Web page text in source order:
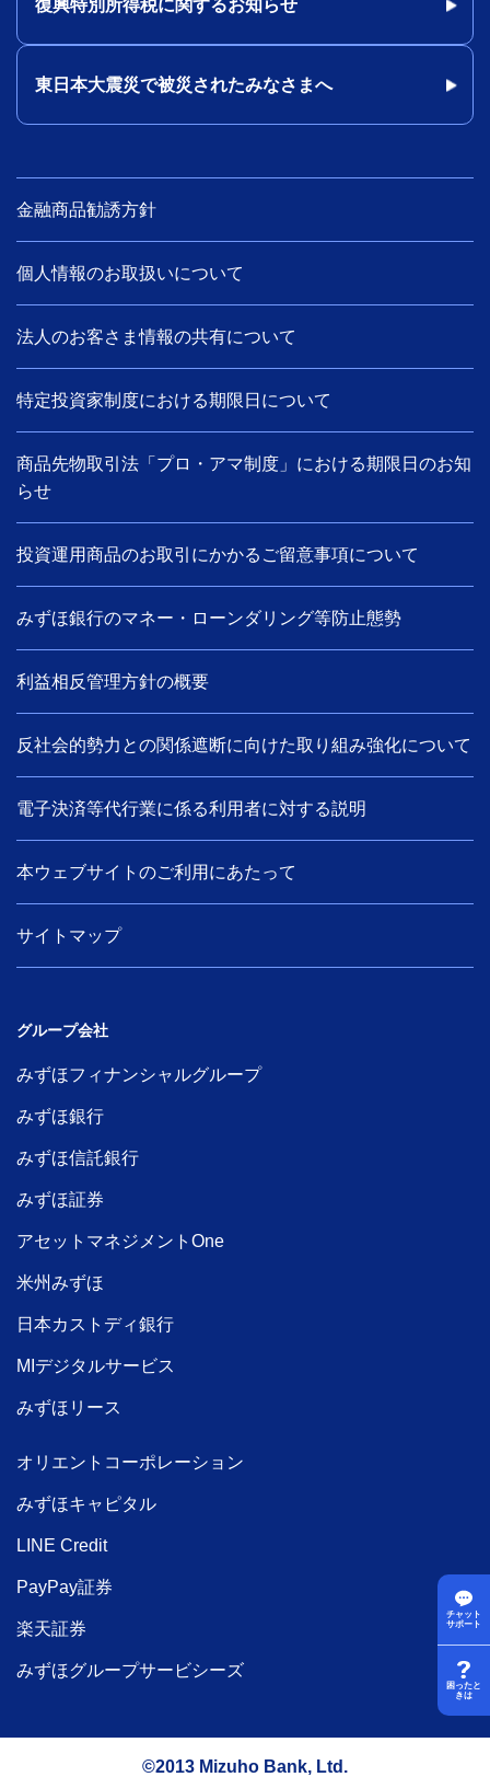
チャット
サポート
困ったと
きは
復興特別所得税に関するお知らせ
東日本大震災で被災されたみなさまへ
金融商品勧誘方針
個人情報のお取扱いについて
法人のお客さま情報の共有について
特定投資家制度における期限日について
商品先物取引法「プロ・アマ制度」における期限日のお知
らせ
投資運用商品のお取引にかかるご留意事項について
みずほ銀行のマネー・ローンダリング等防止態勢
利益相反管理方針の概要
反社会的勢力との関係遮断に向けた取り組み強化について
電子決済等代行業に係る利用者に対する説明
本ウェブサイトのご利用にあたって
サイトマップ
グループ会社
みずほフィナンシャルグループ
みずほ銀行
みずほ信託銀行
みずほ証券
アセットマネジメントOne
米州みずほ
日本カストディ銀行
MIデジタルサービス
みずほリース
オリエントコーポレーション
みずほキャピタル
LINE Credit
PayPay証券
楽天証券
みずほグループサービシーズ
©2013 Mizuho Bank, Ltd.